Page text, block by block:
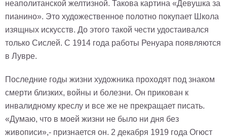
неаполитанской желтизной. Такова картина «Девушка за
пианино». Это художественное полотно покупает Школа
изящных искусств. До этого такой чести удостаивался
только Сислей. С 1914 года работы Ренуара появляются
в Лувре.
Последние годы жизни художника проходят под знаком
смерти близких, войны и болезни. Он прикован к
инвалидному креслу и все же не прекращает писать.
«Думаю, что в моей жизни не было ни дня без
живописи»,- признается он. 2 декабря 1919 года Огюст